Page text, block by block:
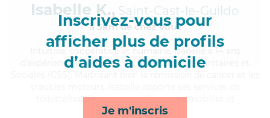
Inscrivez-vous pour
afficher plus de profils
d’aides à domicile
Je m'inscris
Isabelle K., Saint-Cast-le-Guildo
à 5km de chez Vous
, coopérative et humaine, Isabelle a 14 ans
d'expérience et possède un BEP Carrières Sanitaires et
toilette/habillage, courses/livraison, mobilité et
lessive/repassage*